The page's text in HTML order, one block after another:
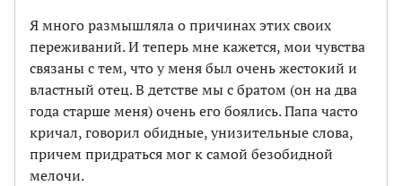
Я много размышляла о причинах этих своих
переживаний. И теперь мне кажется, мои чувства
связаны с тем, что у меня был очень жестокий и
властный отец. В детстве мы с братом (он на два
года старше меня) очень его боялись. Папа часто
кричал, говорил обидные, унизительные слова,
причем придраться мог к самой безобидной
мелочи.